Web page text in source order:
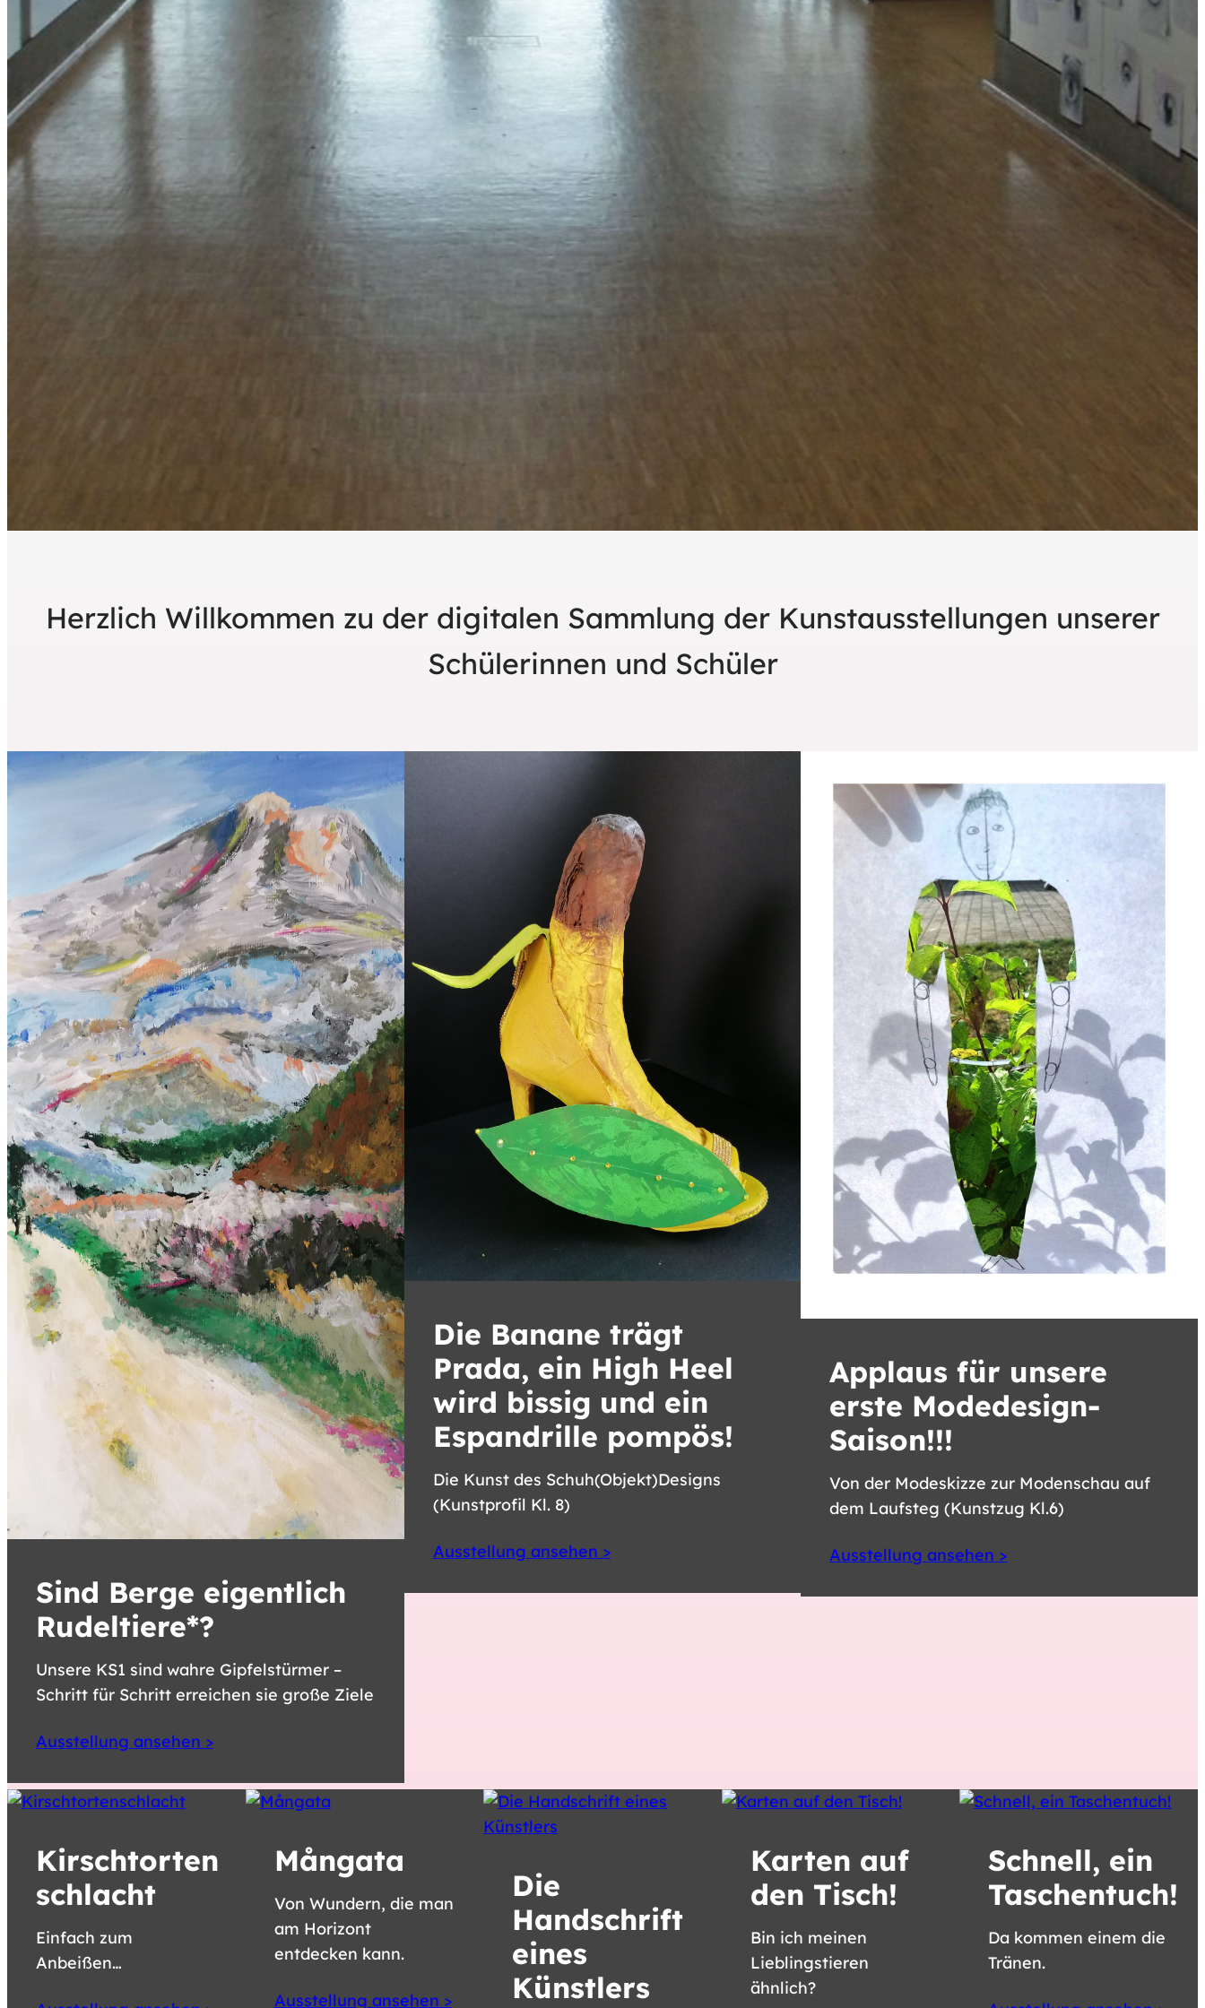
Herzlich Willkommen zu der digitalen Sammlung der Kunstausstellungen unserer
Schülerinnen und Schüler
Sind Berge eigentlich
Rudeltiere*?
Unsere KS1 sind wahre Gipfelstürmer –
Schritt für Schritt erreichen sie große Ziele
Ausstellung ansehen >
Die Banane trägt
Prada, ein High Heel
wird bissig und ein
Espandrille pompös!
Die Kunst des Schuh(Objekt)Designs
(Kunstprofil Kl. 8)
Ausstellung ansehen >
Applaus für unsere
erste Modedesign-
Saison!!!
Von der Modeskizze zur Modenschau auf
dem Laufsteg (Kunstzug Kl.6)
Ausstellung ansehen >
Kirschtorten
schlacht
Einfach zum
Anbeißen…
Mångata
Von Wundern, die man
am Horizont
entdecken kann.
Ausstellung ansehen >
Die
Handschrift
eines
Künstlers
Karten auf
den Tisch!
Bin ich meinen
Lieblingstieren
ähnlich?
Schnell, ein
Taschentuch!
Da kommen einem die
Tränen.